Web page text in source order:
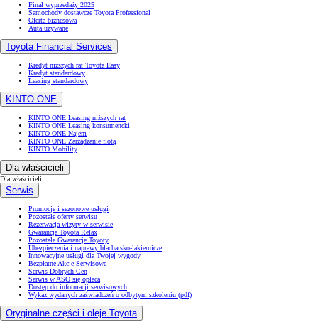
Finał wyprzedaży 2025
Samochody dostawcze Toyota Professional
Oferta biznesowa
Auta używane
Toyota Financial Services
Kredyt niższych rat Toyota Easy
Kredyt standardowy
Leasing standardowy
KINTO ONE
KINTO ONE Leasing niższych rat
KINTO ONE Leasing konsumencki
KINTO ONE Najem
KINTO ONE Zarządzanie flotą
KINTO Mobility
Dla właścicieli
Dla właścicieli
Serwis
Promocje i sezonowe usługi
Pozostałe oferty serwisu
Rezerwacja wizyty w serwisie
Gwarancja Toyota Relax
Pozostałe Gwarancje Toyoty
Ubezpieczenia i naprawy blacharsko-lakiernicze
Innowacyjne usługi dla Twojej wygody
Bezpłatne Akcje Serwisowe
Serwis Dobrych Cen
Serwis w ASO się opłaca
Dostęp do informacji serwisowych
Wykaz wydanych zaświadczeń o odbytym szkoleniu (pdf)
Oryginalne części i oleje Toyota